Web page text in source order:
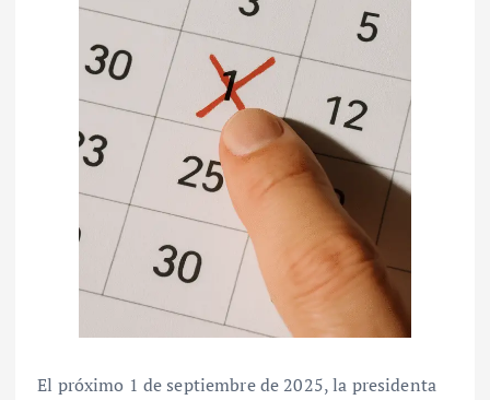
El próximo 1 de septiembre de 2025, la presidenta